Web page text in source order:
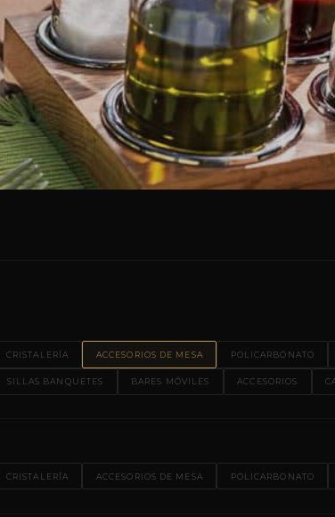
CRISTALERÍA ACCESORIOS DE MESA POLICARBONATO
SILLAS BANQUETES BARES MÓVILES ACCESORIOS
CRISTALERÍA ACCESORIOS DE MESA POLICARBONATO